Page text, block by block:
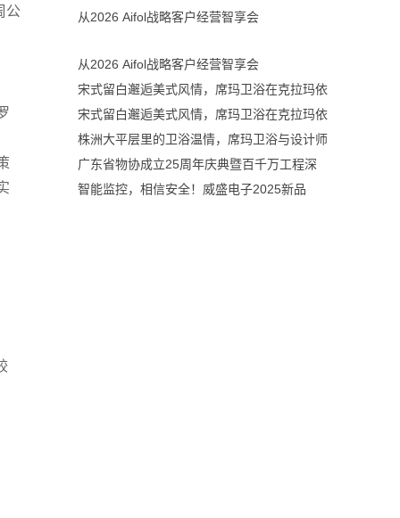
公
从2026 Aifol战略客户经营智享会
从2026 Aifol战略客户经营智享会
宋式留白邂逅美式风情，席玛卫浴在克拉玛依
宋式留白邂逅美式风情，席玛卫浴在克拉玛依
株洲大平层里的卫浴温情，席玛卫浴与设计师
广东省物协成立25周年庆典暨百千万工程深
智能监控，相信安全！威盛电子2025新品